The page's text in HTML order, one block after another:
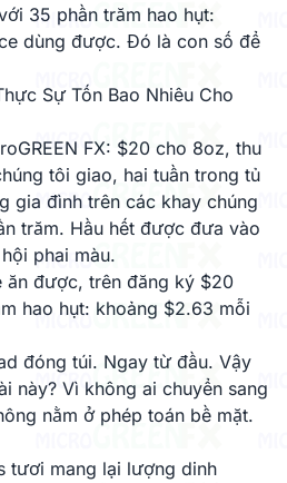
35 phần trăm hao hụt:
dùng được. Đó là con số để
Sự Tốn Bao Nhiêu Cho
FX: $20 cho 8oz, thu
tôi giao, hai tuần trong tủ
gia đình trên các khay chúng
trăm. Hầu hết được đưa vào
phai màu.
ăn được, trên đăng ký $20
hao hụt: khoảng $2.63 mỗi
đóng túi. Ngay từ đầu. Vậy
này? Vì không ai chuyển sang
nằm ở phép toán bề mặt.
tươi mang lại lượng dinh